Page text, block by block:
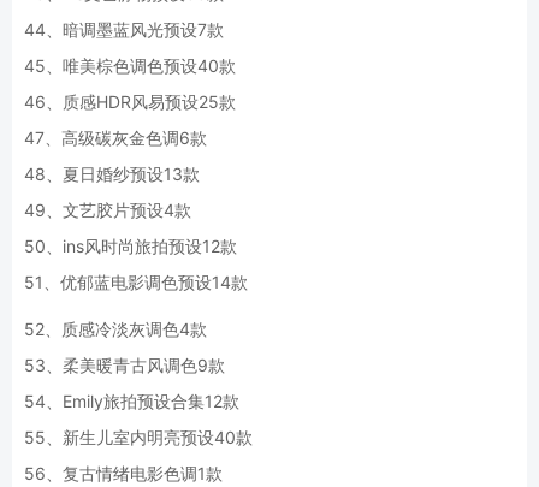
44、暗调墨蓝风光预设7款
45、唯美棕色调色预设40款
46、质感HDR风易预设25款
47、高级碳灰金色调6款
48、夏日婚纱预设13款
49、文艺胶片预设4款
50、ins风时尚旅拍预设12款
51、优郁蓝电影调色预设14款
52、质感冷淡灰调色4款
53、柔美暖青古风调色9款
54、Emily旅拍预设合集12款
55、新生儿室内明亮预设40款
56、复古情绪电影色调1款